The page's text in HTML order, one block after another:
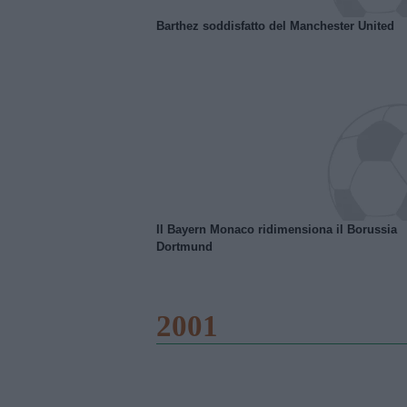
Barthez soddisfatto del Manchester United
Il Bayern Monaco ridimensiona il Borussia
Dortmund
2001